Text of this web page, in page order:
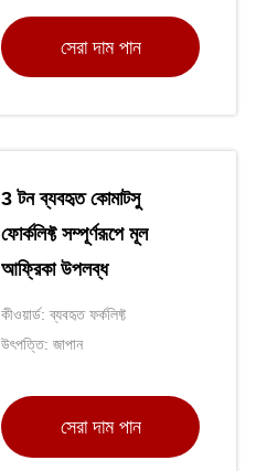
সেরা দাম পান
3 টন ব্যবহৃত কোমাটসু
ফোর্কলিফ্ট সম্পূর্ণরূপে মূল
আফ্রিকা উপলব্ধ
কীওয়ার্ড: ব্যবহৃত ফর্কলিফ্ট
উৎপত্তি: জাপান
সেরা দাম পান